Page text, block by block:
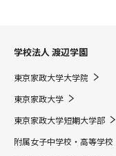
学校法人 渡辺学園
東京家政大学大学院
東京家政大学
東京家政大学短期大学部
附属女子中学校・高等学校